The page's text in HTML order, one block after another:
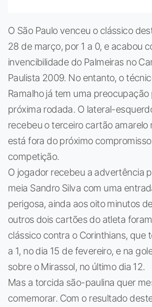
O São Paulo venceu o clássico
28 de março, por 1 a 0, e acabou
invencibilidade do Palmeiras no
Paulista 2009. No entanto, o
Ramalho já tem uma preocupação
próxima rodada. O lateral-
recebeu o terceiro cartão amarelo
está fora do próximo
competição.
O jogador recebeu a advertência
meia Sandro Silva com uma
perigosa, ainda aos oito minutos
outros dois cartões do atleta
clássico contra o Corinthians, que
a 1, no dia 15 de fevereiro, e na
sobre o Mirassol, no último dia 12.
Mas a torcida são-paulina quer
comemorar. Com o resultado